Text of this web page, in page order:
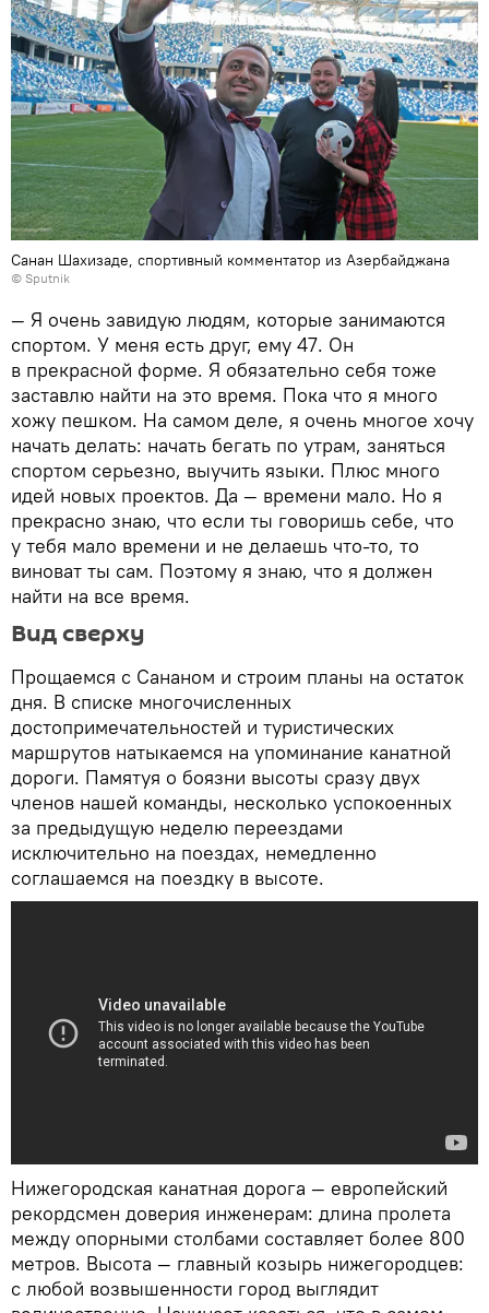
Санан Шахизаде, спортивный комментатор из Азербайджана
© Sputnik
— Я очень завидую людям, которые занимаются
спортом. У меня есть друг, ему 47. Он
в прекрасной форме. Я обязательно себя тоже
заставлю найти на это время. Пока что я много
хожу пешком. На самом деле, я очень многое хочу
начать делать: начать бегать по утрам, заняться
спортом серьезно, выучить языки. Плюс много
идей новых проектов. Да — времени мало. Но я
прекрасно знаю, что если ты говоришь себе, что
у тебя мало времени и не делаешь что-то, то
виноват ты сам. Поэтому я знаю, что я должен
найти на все время.
Вид сверху
Прощаемся с Сананом и строим планы на остаток
дня. В списке многочисленных
достопримечательностей и туристических
маршрутов натыкаемся на упоминание канатной
дороги. Памятуя о боязни высоты сразу двух
членов нашей команды, несколько успокоенных
за предыдущую неделю переездами
исключительно на поездах, немедленно
соглашаемся на поездку в высоте.
Нижегородская канатная дорога — европейский
рекордсмен доверия инженерам: длина пролета
между опорными столбами составляет более 800
метров. Высота — главный козырь нижегородцев:
с любой возвышенности город выглядит